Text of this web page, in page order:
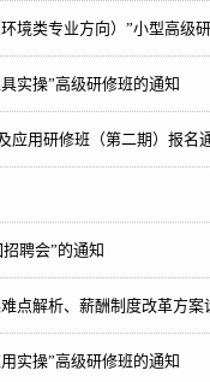
境类专业方向）”小型高级
实操”高级研修班的通知
应用研修班（第二期）报名
聘会”的通知
点解析、薪酬制度改革方
实操”高级研修班的通知